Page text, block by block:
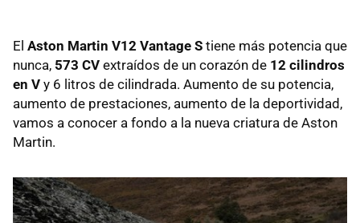
El Aston Martin V12 Vantage S tiene más potencia que
nunca, 573 CV extraídos de un corazón de 12 cilindros
en V y 6 litros de cilindrada. Aumento de su potencia,
aumento de prestaciones, aumento de la deportividad,
vamos a conocer a fondo a la nueva criatura de Aston
Martin.